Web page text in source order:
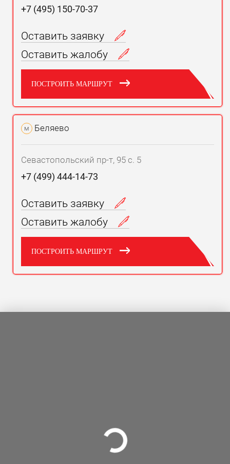
+7 (495) 150-70-37
Оставить заявку
Оставить жалобу
ПОСТРОИТЬ МАРШРУТ
м Беляево
Севастопольский пр-т, 95 с. 5
+7 (499) 444-14-73
Оставить заявку
Оставить жалобу
ПОСТРОИТЬ МАРШРУТ